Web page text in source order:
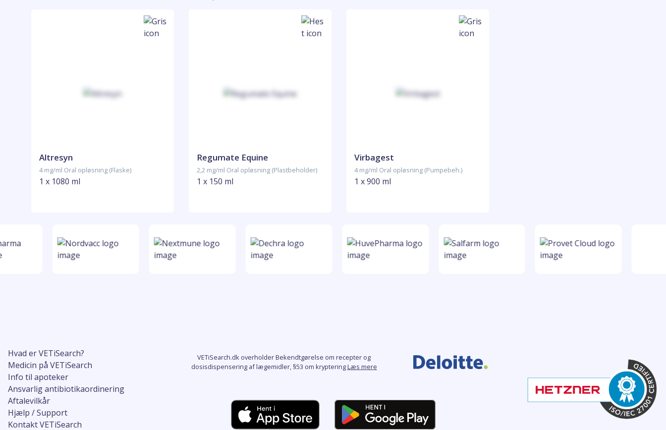
Altresyn
4 mg/ml Oral opløsning (Flaske)
1 x 1080 ml
Regumate Equine
2,2 mg/ml Oral opløsning (Plastbeholder)
1 x 150 ml
Virbagest
4 mg/ml Oral opløsning (Pumpebeh.)
1 x 900 ml
Hvad er VETiSearch?
Medicin på VETiSearch
Info til apoteker
Ansvarlig antibiotikaordinering
Aftalevilkår
Hjælp / Support
Kontakt VETiSearch
VETiSearch.dk overholder Bekendtgørelse om recepter og
dosisdispensering af lægemidler, §53 om krypteringLæs mere